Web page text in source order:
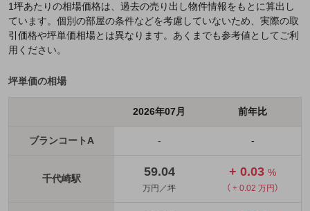
1坪あたりの相場価格は、過去の売り出し物件情報をもとに算出し
ています。個別の部屋の条件などを考慮していないため、実際の取
引価格や坪単価相場とは異なります。あくまでも参考値としてご利
用ください。
坪単価の相場
2026年07月 前年比
ブランコートA - -
千代崎駅 59.04
万円／坪
+ 0.03 %
（ + 0.02 万円）